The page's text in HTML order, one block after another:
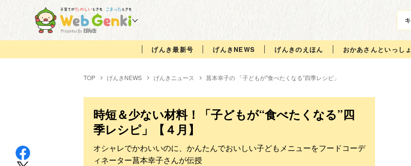
げんき最新号 げんきNEWS げんきのえほん おかあさんといっしょ
TOP げんきNEWS げんきニュース 菖本幸子の 「子どもが‟食べたくなる”四季レシピ」
時短＆少ない材料！「子どもが“食べたくなる”四
季レシピ」【４月】
オシャレでかわいいのに、かんたんでおいしい子どもメニューをフードコーデ
ィネーター菖本幸子さんが伝授